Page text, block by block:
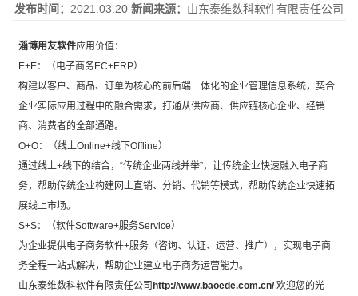
发布时间： 2021.03.20 新闻来源： 山东泰维数科软件有限责任公司
淄博用友软件应用价值：
E+E：（电子商务EC+ERP）
构建以客户、商品、订单为核心的前后端一体化的企业管理信息系统，契合
企业实际应用过程中的融合需求，打通从供应商、供应链核心企业、经销
商、消费者的全部通路。
O+O：（线上Online+线下Offline）
通过线上+线下的结合，“传统企业两线并举”，让传统企业快速融入电子商
务，帮助传统企业构建网上直销、分销、代销等模式，帮助传统企业快速拓
展线上市场。
S+S：（软件Software+服务Service）
为企业提供电子商务软件+服务（咨询、认证、运营、推广），实现电子商
务全程一站式解决，帮助企业建立电子商务运营能力。
山东泰维数科软件有限责任公司 http://www.baoede.com.cn/欢迎您的光